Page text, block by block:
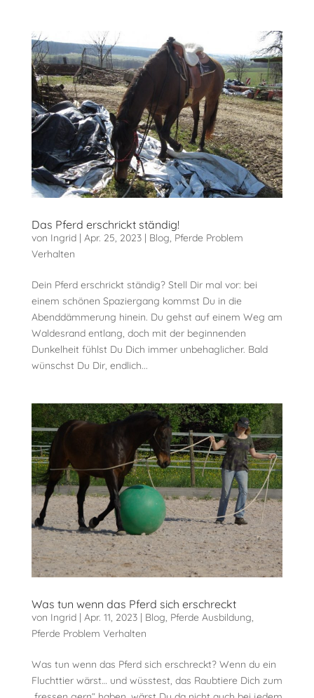
Das Pferd erschrickt ständig!
von Ingrid| Apr. 25, 2023| Blog, Pferde Problem
Verhalten
Dein Pferd erschrickt ständig? Stell Dir mal vor: bei
einem schönen Spaziergang kommst Du in die
Abenddämmerung hinein. Du gehst auf einem Weg am
Waldesrand entlang, doch mit der beginnenden
Dunkelheit fühlst Du Dich immer unbehaglicher. Bald
wünschst Du Dir, endlich...
Was tun wenn das Pferd sich erschreckt
von Ingrid| Apr. 11, 2023| Blog, Pferde Ausbildung,
Pferde Problem Verhalten
Was tun wenn das Pferd sich erschreckt? Wenn du ein
Fluchttier wärst… und wüsstest, das Raubtiere Dich zum